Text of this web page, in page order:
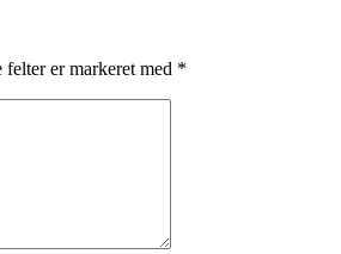
er markeret med *